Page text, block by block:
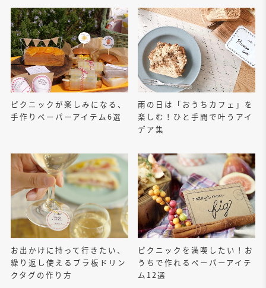
ピクニックが楽しみになる、
手作りペーパーアイテム6選
雨の日は「おうちカフェ」を
楽しむ！ひと手間で叶うアイ
デア集
お出かけに持って行きたい、
繰り返し使えるプラ板ドリン
クタグの作り方
ピクニックを満喫したい！お
うちで作れるペーパーアイテ
ム12選